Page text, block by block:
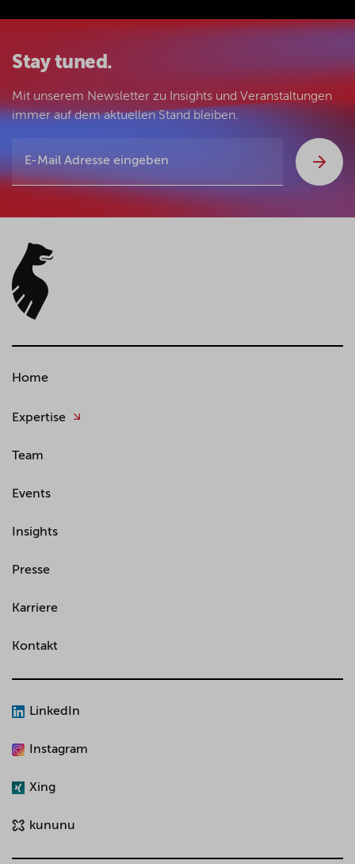
Stay tuned.
Mit unserem Newsletter zu Insights und Veranstaltungen
immer auf dem aktuellen Stand bleiben.
Home
Expertise
Team
Events
Insights
Presse
Karriere
Kontakt
LinkedIn
Instagram
Xing
kununu